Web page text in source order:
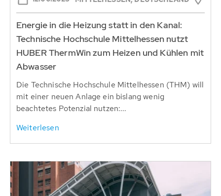
Energie in die Heizung statt in den Kanal:
Technische Hochschule Mittelhessen nutzt
HUBER ThermWin zum Heizen und Kühlen mit
Abwasser
Die Technische Hochschule Mittelhessen (THM) will
mit einer neuen Anlage ein bislang wenig
beachtetes Potenzial nutzen:...
Weiterlesen